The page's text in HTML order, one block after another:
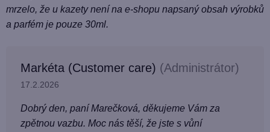
mrzelo, že u kazety není na e-shopu napsaný obsah výrobků
a parfém je pouze 30ml.
Markéta (Customer care) (Administrátor)
17.2.2026
Dobrý den, paní Marečková, děkujeme Vám za
zpětnou vazbu. Moc nás těší, že jste s vůní